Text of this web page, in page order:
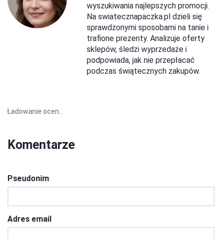
wyszukiwania najlepszych promocji.
Na swiatecznapaczka.pl dzieli się
sprawdzonymi sposobami na tanie i
trafione prezenty. Analizuje oferty
sklepów, śledzi wyprzedaże i
podpowiada, jak nie przepłacać
podczas świątecznych zakupów.
Ładowanie ocen...
Komentarze
Pseudonim
Adres email